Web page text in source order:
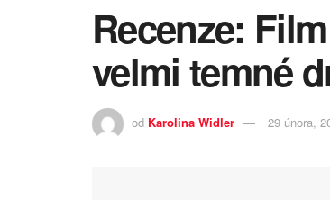
Recenze:
velmi temné
od Karolina Widler 29 února,